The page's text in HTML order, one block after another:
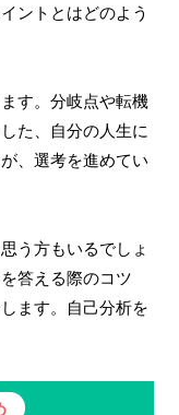
ントとはどのよう
す。分岐点や転機
た、自分の人生に
、選考を進めてい
う方もいるでしょ
答える際のコツ
ます。自己分析を